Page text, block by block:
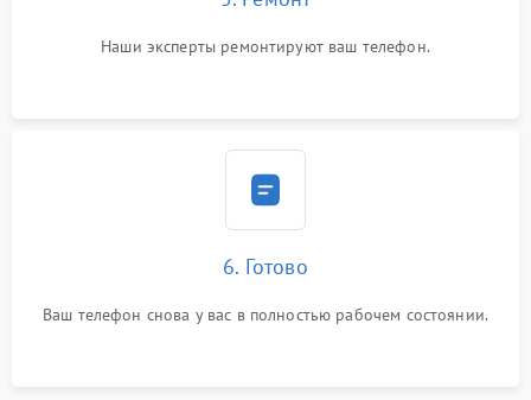
Наши эксперты ремонтируют ваш телефон.
6. Готово
Ваш телефон снова у вас в полностью рабочем состоянии.